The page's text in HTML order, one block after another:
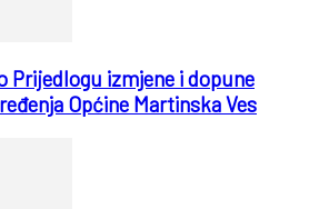
Prijedlogu izmjene i dopune
Općine Martinska Ves